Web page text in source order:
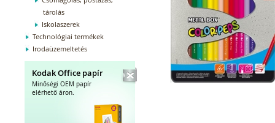
tárolás
Iskolaszerek
Technológiai termékek
Irodaüzemeltetés
Kodak Office papír
Minőségi OEM papír
elérhető áron.